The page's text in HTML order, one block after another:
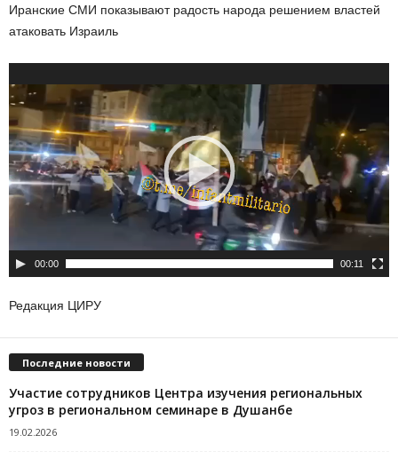
Иранские СМИ показывают радость народа решением властей
атаковать Израиль
00:00 00:11
Редакция ЦИРУ
Последние новости
Участие сотрудников Центра изучения региональных
угроз в региональном семинаре в Душанбе
19.02.2026